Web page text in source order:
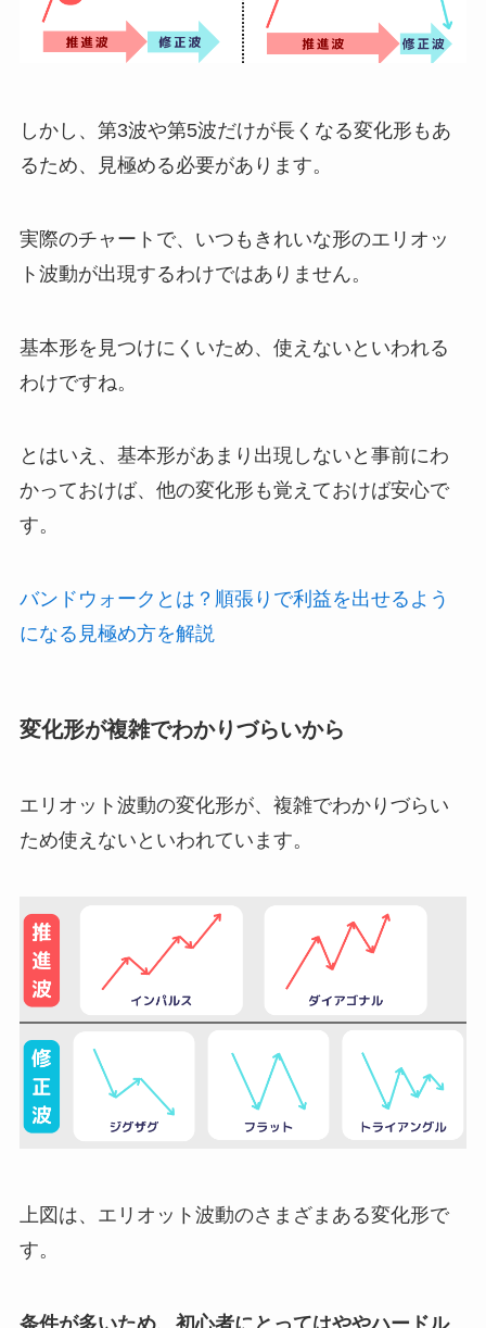
しかし、第3波や第5波だけが長くなる変化形もあ
るため、見極める必要があります。
実際のチャートで、いつもきれいな形のエリオッ
ト波動が出現するわけではありません。
基本形を見つけにくいため、使えないといわれる
わけですね。
とはいえ、基本形があまり出現しないと事前にわ
かっておけば、他の変化形も覚えておけば安心で
す。
バンドウォークとは？順張りで利益を出せるよう
になる見極め方を解説
変化形が複雑でわかりづらいから
エリオット波動の変化形が、複雑でわかりづらい
ため使えないといわれています。
上図は、エリオット波動のさまざまある変化形で
す。